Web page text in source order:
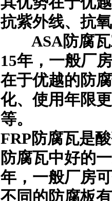
抗紫外线、抗
ASA防腐瓦
15年，一般厂
在于优越的防
化、使用年限
等。
FRP防腐瓦是
防腐瓦中好的
年，一般厂房
不同的防腐板